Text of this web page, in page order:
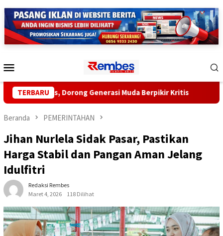
ke
konten
Mobile
TERBARU
Dorong Generasi Muda Berpikir Kritis Mobil
Beranda PEMERINTAHAN
Jihan Nurlela Sidak Pasar, Pastikan
Harga Stabil dan Pangan Aman Jelang
Idulfitri
Redaksi Rembes
Maret 4, 2026
118 Dilihat